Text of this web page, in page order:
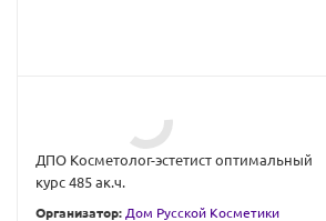
ДПО Косметолог-эстетист оптимальный
курс 485 ак.ч.
Организатор: Дом Русской Косметики